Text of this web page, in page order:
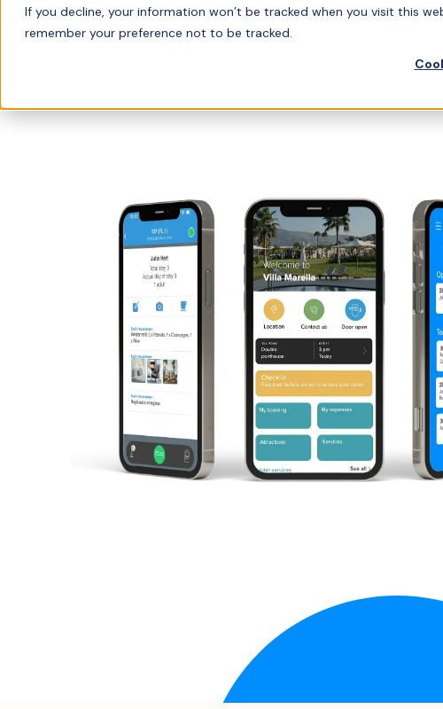
If you decline, your information won’t be tracked when you visit this
remember your preference not to be tracked.